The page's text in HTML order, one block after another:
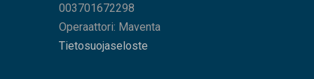
003701672298
Operaattori: Maventa
Tietosuojaseloste